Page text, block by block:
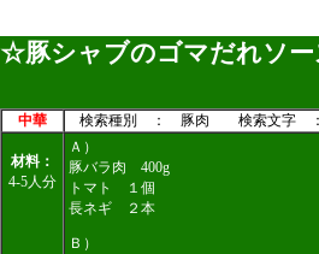
☆豚シャブのゴマだれソー
中華 検索種別 ： 豚肉 検索文字
材料：
4-5人分
Ａ）
豚バラ肉 400g
トマト １個
長ネギ ２本
Ｂ）